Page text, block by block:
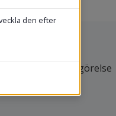
den efter